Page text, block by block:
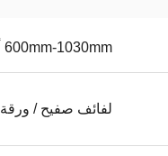
600mm-1030mm أو حسب الطلب
لفائف صفيح / ورقة